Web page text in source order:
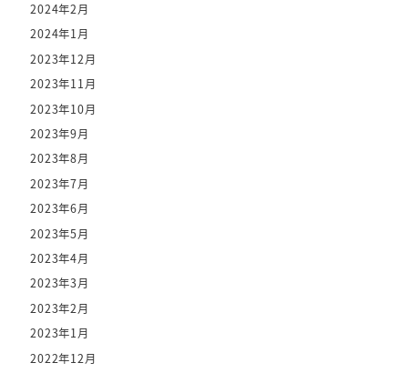
2024年2月
2024年1月
2023年12月
2023年11月
2023年10月
2023年9月
2023年8月
2023年7月
2023年6月
2023年5月
2023年4月
2023年3月
2023年2月
2023年1月
2022年12月